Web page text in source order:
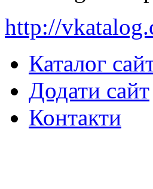
http://
Каталог
Додати сайт
Контакти